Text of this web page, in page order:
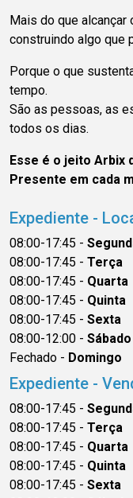
Mais do que alcançar
construindo algo que
Porque o que
tempo.
São as pessoas, as
todos os dias.
Esse é o jeito Arbix
Presente em cada
Expediente -
08:00-17:45 -
08:00-17:45 - Terça
08:00-17:45 - Quarta
08:00-17:45 - Quinta
08:00-17:45 - Sexta
08:00-12:00 - Sábado
Fechado - Domingo
Expediente -
08:00-17:45 -
08:00-17:45 - Terça
08:00-17:45 - Quarta
08:00-17:45 - Quinta
08:00-17:45 - Sexta